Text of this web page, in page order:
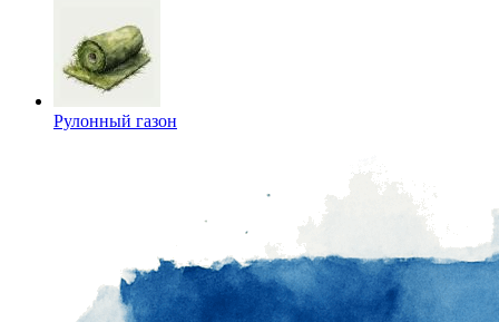
Рулонный газон